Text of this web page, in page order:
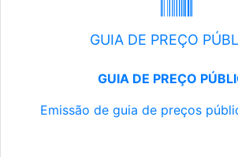
GUIA DE PREÇO
GUIA DE PREÇO
Emissão de guia de preços